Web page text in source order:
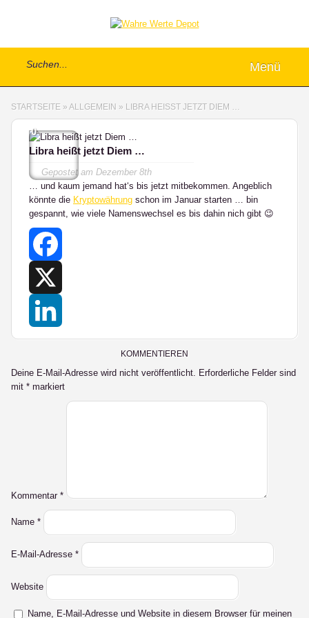
Menü
STARTSEITE » ALLGEMEIN » LIBRA HEISST JETZT DIEM …
0
Libra heißt jetzt Diem …
Gepostet am Dezember 8th
… und kaum jemand hat‘s bis jetzt mitbekommen. Angeblich
könnte die Kryptowährung schon im Januar starten … bin
gespannt, wie viele Namenswechsel es bis dahin nich gibt 😉
Facebook
KOMMENTIEREN
Deine E-Mail-Adresse wird nicht veröffentlicht. Erforderliche Felder sind
mit * markiert
Kommentar *
Name *
E-Mail-Adresse *
Website
Name, E-Mail-Adresse und Website in diesem Browser für meinen